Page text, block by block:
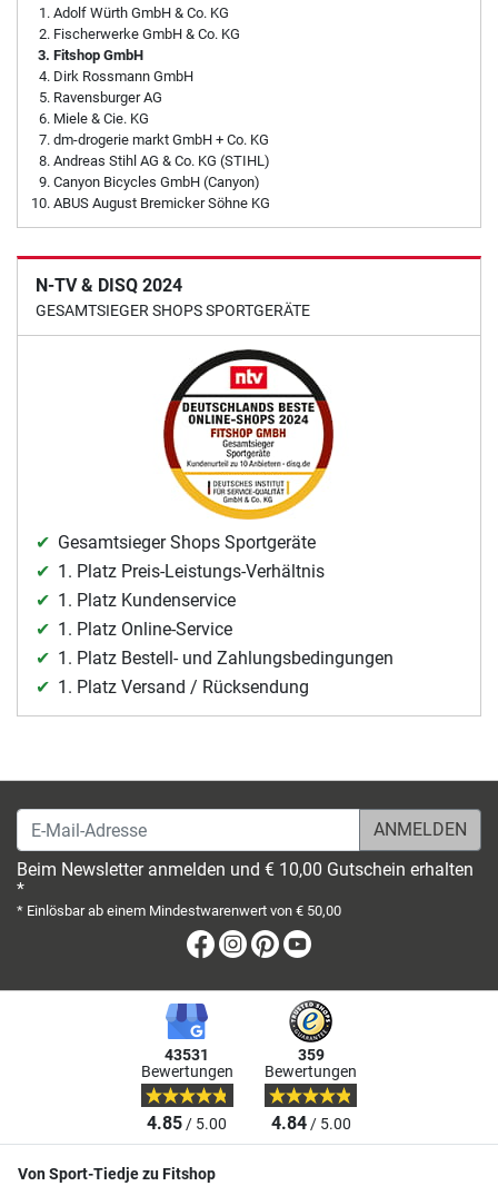
Adolf Würth GmbH & Co. KG
Fischerwerke GmbH & Co. KG
Fitshop GmbH
Dirk Rossmann GmbH
Ravensburger AG
Miele & Cie. KG
dm-drogerie markt GmbH + Co. KG
Andreas Stihl AG & Co. KG (STIHL)
Canyon Bicycles GmbH (Canyon)
ABUS August Bremicker Söhne KG
N-TV & DISQ 2024
GESAMTSIEGER SHOPS SPORTGERÄTE
Gesamtsieger Shops Sportgeräte
1. Platz Preis-Leistungs-Verhältnis
1. Platz Kundenservice
1. Platz Online-Service
1. Platz Bestell- und Zahlungsbedingungen
1. Platz Versand / Rücksendung
E-Mail-Adresse
Beim Newsletter anmelden und € 10,00 Gutschein erhalten
*
* Einlösbar ab einem Mindestwarenwert von € 50,00
Facebook
Instagram
Pinterest
43531
Bewertungen
4.85/ 5.00
359
Bewertungen
4.84/ 5.00
Von Sport-Tiedje zu Fitshop